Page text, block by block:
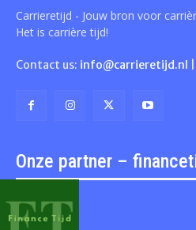
Carrieretijd - Jouw bron voor
Het is carrière tijd!
Contact us: info@carrieretijd.nl
Onze partner –